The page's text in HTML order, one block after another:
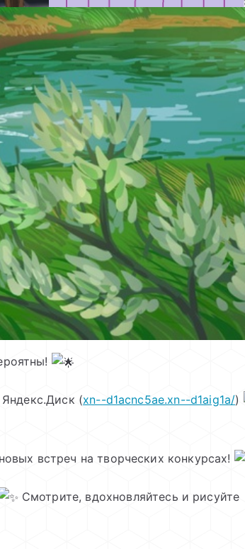
(xn--d1acnc5ae.xn--d1aig1a/)
встреч на творческих конкурсах!
Смотрите, вдохновляйтесь и рисуйте